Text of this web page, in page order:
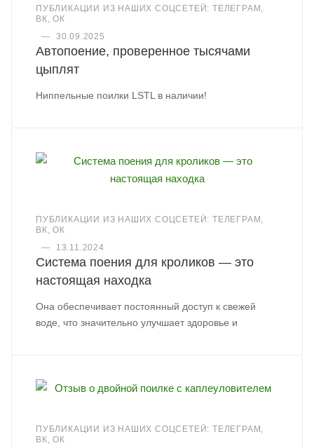
ПУБЛИКАЦИИ ИЗ НАШИХ СОЦСЕТЕЙ: ТЕЛЕГРАМ,
ВК, ОК
—
30.09.2025
Автопоение, проверенное тысячами
цыплят
Ниппельные поилки LSTL в наличии!
ПУБЛИКАЦИИ ИЗ НАШИХ СОЦСЕТЕЙ: ТЕЛЕГРАМ,
ВК, ОК
—
13.11.2024
Система поения для кроликов — это
настоящая находка
Она обеспечивает постоянный доступ к свежей
воде, что значительно улучшает здоровье и
ПУБЛИКАЦИИ ИЗ НАШИХ СОЦСЕТЕЙ: ТЕЛЕГРАМ,
ВК, ОК